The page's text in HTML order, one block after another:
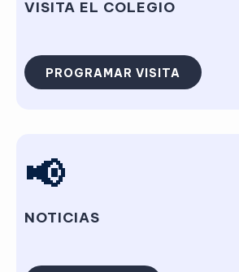
VISITA EL COLEGIO
PROGRAMAR VISITA
📢
NOTICIAS